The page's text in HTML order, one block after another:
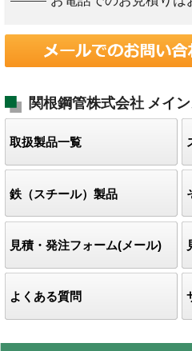
関根鋼管株式会社 メイ
取扱製品一覧
鉄（スチール）製品
見積・発注フォーム(メール)
よくある質問